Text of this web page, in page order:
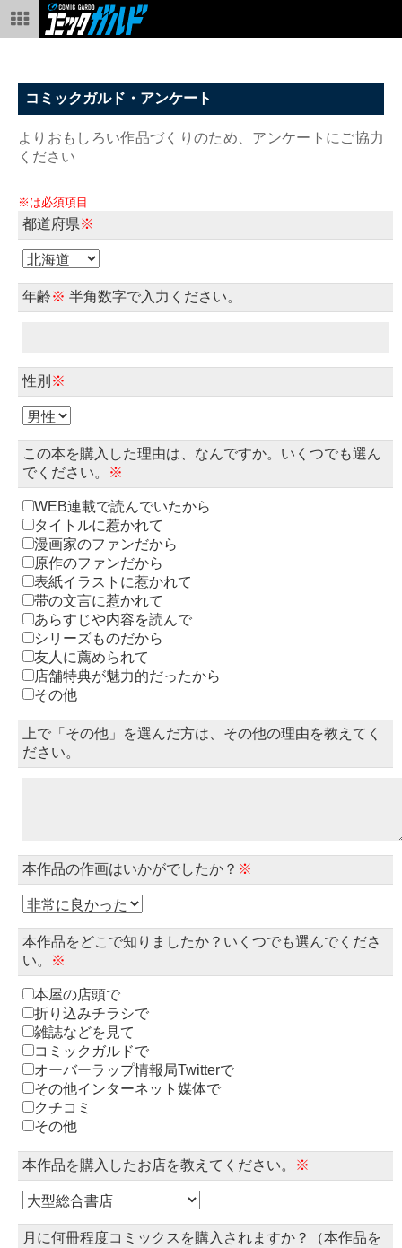
コミックガルド・アンケート
よりおもしろい作品づくりのため、アンケートにご協力
ください
※は必須項目
都道府県※
年齢※ 半角数字で入力ください。
性別 ※
この本を購入した理由は、なんですか。いくつでも選ん
でください。
※
WEB連載で読んでいたから
タイトルに惹かれて
漫画家のファンだから
原作のファンだから
表紙イラストに惹かれて
帯の文言に惹かれて
あらすじや内容を読んで
シリーズものだから
友人に薦められて
店舗特典が魅力的だったから
その他
上で「その他」を選んだ方は、その他の理由を教えてく
ださい。
本作品の作画はいかがでしたか？ ※
本作品をどこで知りましたか？いくつでも選んでくださ
い。
※
本屋の店頭で
折り込みチラシで
雑誌などを見て
コミックガルドで
オーバーラップ情報局Twitterで
その他インターネット媒体で
クチコミ
その他
本作品を購入したお店を教えてください。 ※
月に何冊程度コミックスを購入されますか？（本作品を